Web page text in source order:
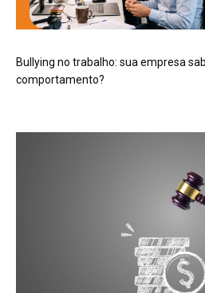
Bullying no trabalho: sua empresa
comportamento?